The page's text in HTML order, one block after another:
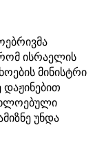
ისრაელის
მინისტრი
უნდა